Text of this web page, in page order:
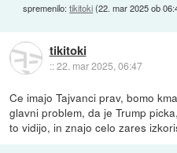
spremenilo:tikitoki(22. mar 2025 ob
tikitoki
::22. mar 2025, 06:47
Ce imajo Tajvanci prav, bomo
glavni problem, da je Trump
to vidijo, in znajo celo zares